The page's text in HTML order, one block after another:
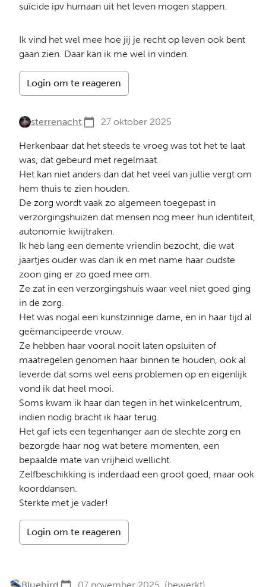
suïcide ipv humaan uit het leven mogen stappen.
Ik vind het wel mee hoe jij je recht op leven ook bent
gaan zien. Daar kan ik me wel in vinden.
Login om te reageren
sterrenacht 27 oktober 2025
Herkenbaar dat het steeds te vroeg was tot het te laat
was, dat gebeurd met regelmaat.
Het kan niet anders dan dat het veel van jullie vergt om
hem thuis te zien houden.
De zorg wordt vaak zo algemeen toegepast in
verzorgingshuizen dat mensen nog meer hun identiteit,
autonomie kwijtraken.
Ik heb lang een demente vriendin bezocht, die wat
jaartjes ouder was dan ik en met name haar oudste
zoon ging er zo goed mee om.
Ze zat in een verzorgingshuis waar veel niet goed ging
in de zorg.
Het was nogal een kunstzinnige dame, en in haar tijd al
geëmancipeerde vrouw.
Ze hebben haar vooral nooit laten opsluiten of
maatregelen genomen haar binnen te houden, ook al
leverde dat soms wel eens problemen op en eigenlijk
vond ik dat heel mooi.
Soms kwam ik haar dan tegen in het winkelcentrum,
indien nodig bracht ik haar terug.
Het gaf iets een tegenhanger aan de slechte zorg en
bezorgde haar nog wat betere momenten, een
bepaalde mate van vrijheid wellicht.
Zelfbeschikking is inderdaad een groot goed, maar ook
koorddansen.
Sterkte met je vader!
Login om te reageren